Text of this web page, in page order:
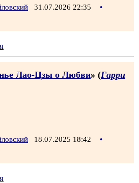
31.07.2026 22:35
•
Лао-Цзы о Любви» (Гарри
18.07.2025 18:42
•